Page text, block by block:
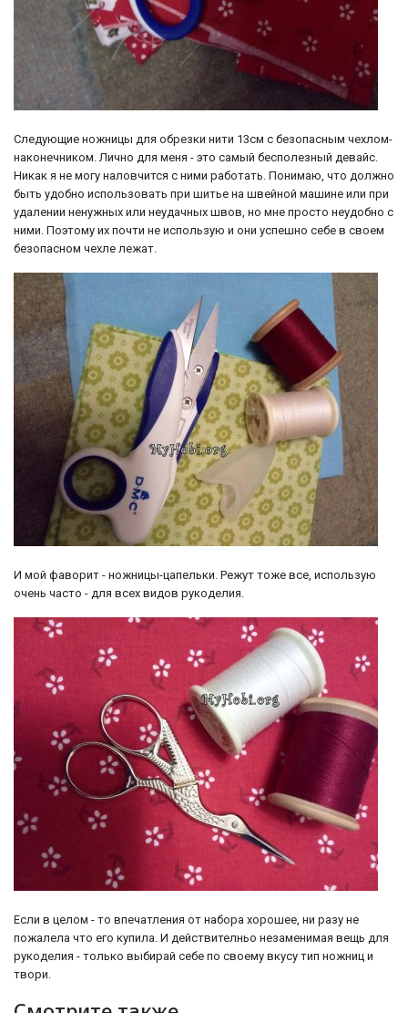
Следующие ножницы для обрезки нити 13см с безопасным чехлом-
наконечником. Лично для меня - это самый бесполезный девайс.
Никак я не могу наловчится с ними работать. Понимаю, что должно
быть удобно использовать при шитье на швейной машине или при
удалении ненужных или неудачных швов, но мне просто неудобно с
ними. Поэтому их почти не использую и они успешно себе в своем
безопасном чехле лежат.
И мой фаворит - ножницы-цапельки. Режут тоже все, использую
очень часто - для всех видов рукоделия.
Если в целом - то впечатления от набора хорошее, ни разу не
пожалела что его купила. И действителньо незаменимая вещь для
рукоделия - только выбирай себе по своему вкусу тип ножниц и
твори.